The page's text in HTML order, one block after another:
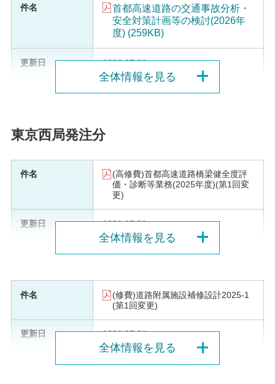
首都高速道路の交通事故分析・
安全対策計画等の検討(2026年
度) (259KB)
2026.07.02
全体情報を見る
東京西局発注分
(高修費)首都高速道路橋梁健全度評
価・診断等業務(2025年度)(第1回変
更)
2026.07.29
全体情報を見る
(修費)道路附属施設補修設計2025-1
(第1回変更)
2026.07.21
全体情報を見る